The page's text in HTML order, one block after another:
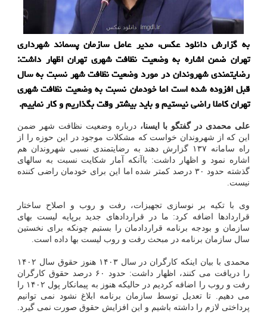
به گزارش دانلود عکس، مدیر عامل سازمان پسماند شهرداری
تهران ضمن اشاره به وضعیت نظافت شهری تهران اظهار داشت:
رضایتمندی شهروندان در مورد وضعیت نظافت شهر نسبت به سال
قبل افزوده شده است اما خودمان نسبت به وضعیت نظافت شهری
تهران کاملا راضی نیستیم و باید بیشتر وقت بگذاریم و کار نماییم.
علی محمدی در گفتگو با ایسنا،درباره وضعیت نظافت شهر ضمن
این که از شهروندان خواست که مشکلات موجود در این حوزه را از
راه سامانه ۱۳۷ گزارش دهند به رضایتمندی نسبی شهروندان هم
اشاره نمود و اظهار داشت: باآنکه آمار شکایت نسبت به سالهای
گذشته حدود ۳۰ درصد کمتر شده اما این برای خودمان راضی کننده
نیست.
وی با تکیه بر نوسازی تجهیزات، رفت و روب و اصلاح ساختار
قراردادها اضافه کرد: ما در قراردادهای جدید برپایه لیست بهای
سازمان و بودجه برنامه قراردادمان را بستیم چونکه برای نخستین
سال سازمان برنامه در مبحث رفت و روب لیست بها داده است.
محمدی با بیان اینکه کارگران در سال ۱۴۰۳ هنوز حقوق سال ۱۴۰۲
را دریافت می کنند، اظهار داشت: حدود ۶۰ درصد حقوق کارگران
رفت و روب را اضافه کردیم در حالیکه هنوز به پیمانکار پول ۱۴۰۲ را
می دهیم. تا تعدیل توسط سازمان برنامه ابلاغ نشود نمی توانیم
پرداختی لازم را داشته باشیم و این افزایش حقوق صورت نمی گیرد.